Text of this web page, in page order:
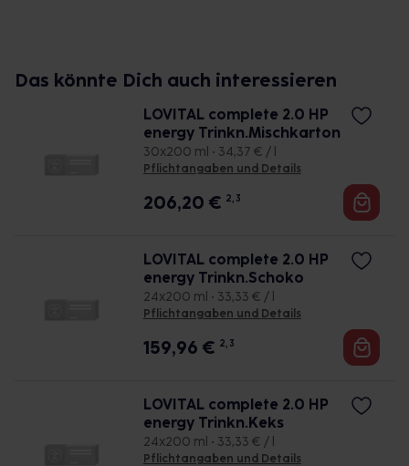
Das könnte Dich auch interessieren
LOVITAL complete 2.0 HP
energy Trinkn.Mischkarton
30x200 ml • 34,37 € / l
Pflichtangaben und Details
206,20 € 2, 3
LOVITAL complete 2.0 HP
energy Trinkn.Schoko
24x200 ml • 33,33 € / l
Pflichtangaben und Details
159,96 € 2, 3
LOVITAL complete 2.0 HP
energy Trinkn.Keks
24x200 ml • 33,33 € / l
Pflichtangaben und Details